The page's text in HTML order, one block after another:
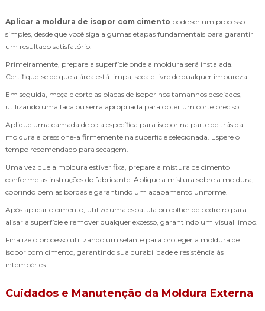
Aplicar a moldura de isopor com cimento pode ser um processo
simples, desde que você siga algumas etapas fundamentais para garantir
um resultado satisfatório.
Primeiramente, prepare a superfície onde a moldura será instalada.
Certifique-se de que a área está limpa, seca e livre de qualquer impureza.
Em seguida, meça e corte as placas de isopor nos tamanhos desejados,
utilizando uma faca ou serra apropriada para obter um corte preciso.
Aplique uma camada de cola específica para isopor na parte de trás da
moldura e pressione-a firmemente na superfície selecionada. Espere o
tempo recomendado para secagem.
Uma vez que a moldura estiver fixa, prepare a mistura de cimento
conforme as instruções do fabricante. Aplique a mistura sobre a moldura,
cobrindo bem as bordas e garantindo um acabamento uniforme.
Após aplicar o cimento, utilize uma espátula ou colher de pedreiro para
alisar a superfície e remover qualquer excesso, garantindo um visual limpo.
Finalize o processo utilizando um selante para proteger a moldura de
isopor com cimento, garantindo sua durabilidade e resistência às
intempéries.
Cuidados e Manutenção da Moldura Externa